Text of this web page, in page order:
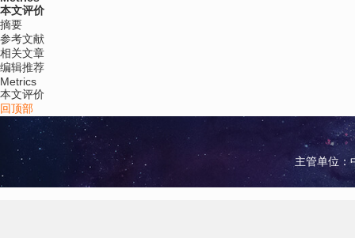
本文评价
摘要
参考文献
相关文章
编辑推荐
Metrics
本文评价
回顶部
主管单位：